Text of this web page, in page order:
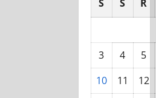
S S R
3 4
5
10
11
12